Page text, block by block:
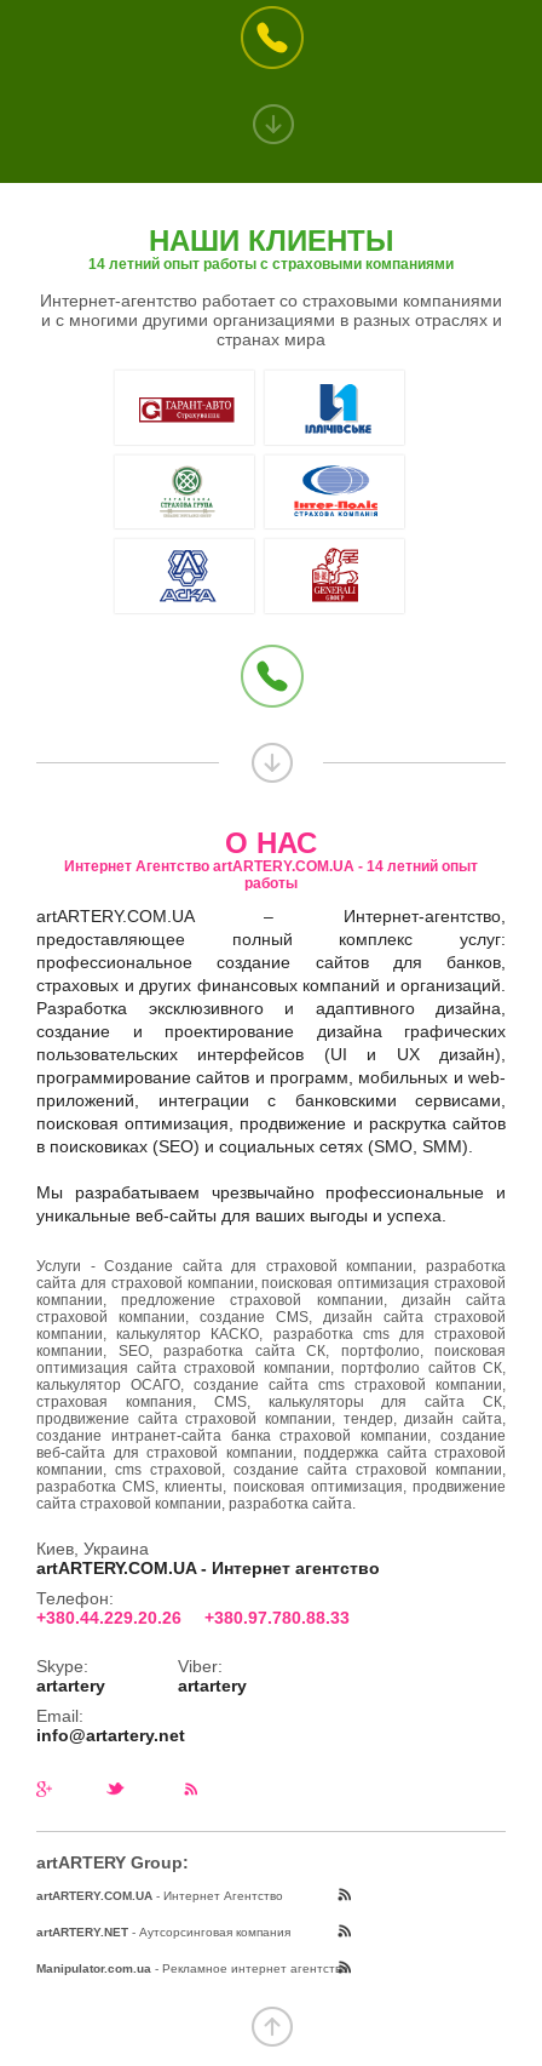
НАШИ КЛИЕНТЫ
14 летний опыт работы с страховыми компаниями
Интернет-агентство работает со страховыми компаниями
и с многими другими организациями в разных отраслях и
странах мира
О НАС
Интернет Агентство artARTERY.COM.UA - 14 летний опыт
работы
artARTERY.COM.UA – Интернет-агентство,
предоставляющее полный комплекс услуг:
профессиональное создание сайтов для банков,
страховых и других финансовых компаний и организаций.
Разработка эксклюзивного и адаптивного дизайна,
создание и проектирование дизайна графических
пользовательских интерфейсов (UI и UX дизайн),
программирование сайтов и программ, мобильных и web-
приложений, интеграции с банковскими сервисами,
поисковая оптимизация, продвижение и раскрутка сайтов
в поисковиках (SEO) и социальных сетях (SMO, SMM).
Мы разрабатываем чрезвычайно профессиональные и
уникальные веб-сайты для ваших выгоды и успеха.
Услуги - Создание сайта для страховой компании, разработка
сайта для страховой компании, поисковая оптимизация страховой
компании, предложение страховой компании, дизайн сайта
страховой компании, создание CMS, дизайн сайта страховой
компании, калькулятор КАСКО, разработка cms для страховой
компании, SEO, разработка сайта СК, портфолио, поисковая
оптимизация сайта страховой компании, портфолио сайтов СК,
калькулятор ОСАГО, создание сайта cms страховой компании,
страховая компания, CMS, калькуляторы для сайта СК,
продвижение сайта страховой компании, тендер, дизайн сайта,
создание интранет-сайта банка страховой компании, создание
веб-сайта для страховой компании, поддержка сайта страховой
компании, cms страховой, создание сайта страховой компании,
разработка CMS, клиенты, поисковая оптимизация, продвижение
сайта страховой компании, разработка сайта.
Киев, Украина
artARTERY.COM.UA - Интернет агентство
Телефон:
+380.44.229.20.26
+380.97.780.88.33
Skype:
artartery
Viber:
artartery
Email:
info@artartery.net
artARTERY Group:
artARTERY.COM.UA - Интернет Агентство
artARTERY.NET - Аутсорсинговая компания
Manipulator.com.ua - Рекламное интернет агентство